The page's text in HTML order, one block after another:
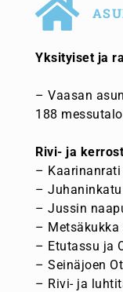
Yksityiset ja
– Vaasan
188
Rivi- ja
–
– Juhaninkatu
– Jussin
– Metsäkukka
– Etutassu ja
– Seinäjoen
– Rivi- ja